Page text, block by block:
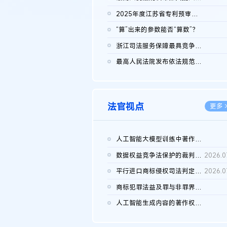
2025年度江苏省专利预审典型案例
“算”出来的参数能否“算数”？
浙江司法服务保障最具竞争力营商环境建设典型案例（第二批）含侵...
最高人民法院发布依法规范平台经营、保护消费者合法权益典型案例...
法官视点 更多
人工智能大模型训练中著作权的合理使用
数据权益竞争法保护的裁判路径构建
平行进口商标侵权司法判定规则的困境与纾解
商标犯罪法益及罪与非罪界限研究
人工智能生成内容的著作权司法认定：演进逻辑、现实困境与规则建...